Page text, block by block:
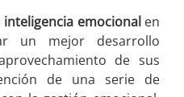
inteligencia emocional en
un mejor desarrollo
de sus
de una serie de